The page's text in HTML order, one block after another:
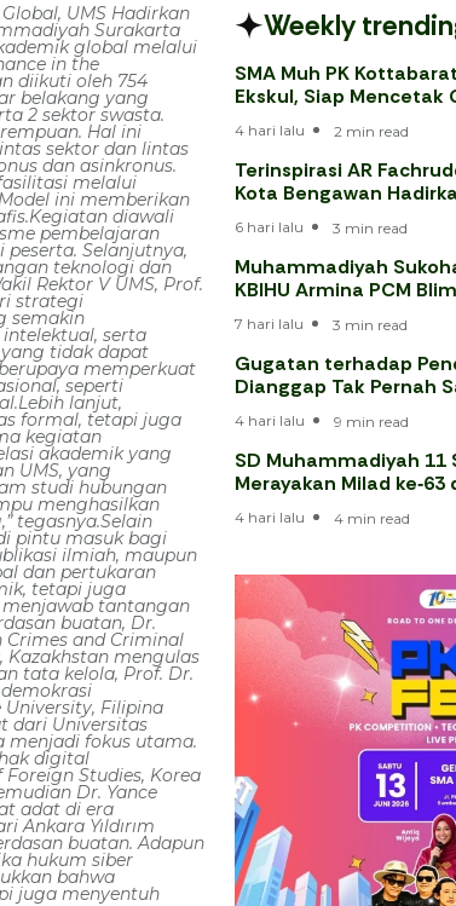
UMS Hadirkan
Surakarta
global melalui
in the
diikuti oleh 754
belakang yang
2 sektor swasta.
Hal ini
sektor dan lintas
dan asinkronus.
melalui
ini memberikan
diawali
pembelajaran
Selanjutnya,
teknologi dan
Rektor V UMS, Prof.
strategi
semakin
serta
tidak dapat
memperkuat
seperti
lanjut,
formal, tetapi juga
kegiatan
akademik yang
UMS, yang
studi hubungan
menghasilkan
tegasnya.Selain
pintu masuk bagi
ilmiah, maupun
dan pertukaran
tetapi juga
tantangan
buatan, Dr.
Crimes and Criminal
Kazakhstan mengulas
tata kelola, Prof. Dr.
University, Filipina
dari Universitas
menjadi fokus utama.
digital
Studies, Korea
Dr. Yance
adat di era
Yıldırım
buatan. Adapun
hukum siber
bahwa
juga menyentuh
Weekly
SMA Muh PK
Ekskul, Siap Mencetak
4 hari lalu 2 min read
Terinspirasi AR
Kota Bengawan
6 hari lalu 3 min read
Muhammadiyah
KBIHU Armina PCM
7 hari lalu 3 min read
Gugatan terhadap
Dianggap Tak Pernah
4 hari lalu 9 min read
SD Muhammadiyah 11
Merayakan Milad ke‑63
4 hari lalu 4 min read